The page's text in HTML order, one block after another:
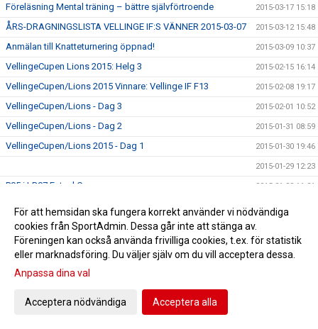
Föreläsning Mental träning – bättre självförtroende 2015-03-17 15:18
ÅRS-DRAGNINGSLISTA VELLINGE IF:S VÄNNER 2015-03-07 2015-03-12 15:48
Anmälan till Knatteturnering öppnad! 2015-03-09 10:37
VellingeCupen Lions 2015: Helg 3 2015-02-15 16:14
VellingeCupen/Lions 2015 Vinnare: Vellinge IF F13 2015-02-08 19:17
VellingeCupen/Lions - Dag 3 2015-02-01 10:52
VellingeCupen/Lions - Dag 2 2015-01-31 08:59
VellingeCupen/Lions 2015 - Dag 1 2015-01-30 19:46
2015-01-29 12:23
P05 i LB07 Futsal Cup 2015-01-28 11:21
Vellinge IFs ny profil - Intersport Mobilia 2015-01-26 16:49
Kallelse till årsmöte 24/feb kl 19.00
Stor intresse på domarkursen för Futsal 2015-01-21 18:09
P05 Final i Bråhögscupen Staffanstorp
För att hemsidan ska fungera korrekt använder vi nödvändiga
cookies från SportAdmin. Dessa går inte att stänga av.
Föreningen kan också använda frivilliga cookies, t.ex. för statistik
eller marknadsföring. Du väljer själv om du vill acceptera dessa.
Anpassa dina val
Acceptera nödvändiga Acceptera alla